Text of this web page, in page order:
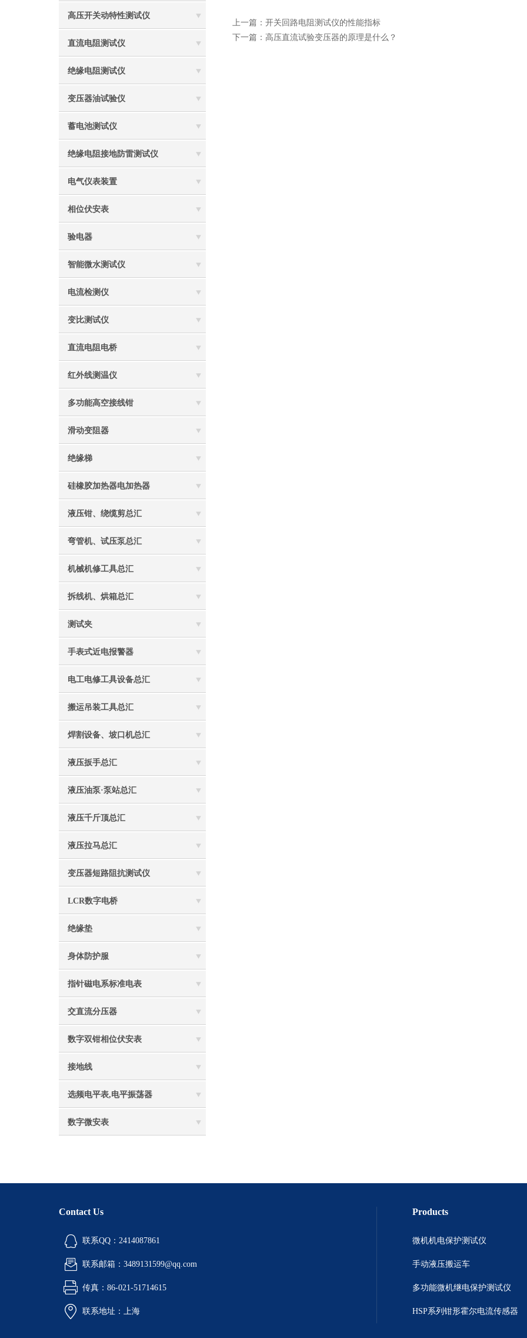
高压开关动特性测试仪
直流电阻测试仪
绝缘电阻测试仪
变压器油试验仪
蓄电池测试仪
绝缘电阻接地防雷测试仪
电气仪表装置
相位伏安表
验电器
智能微水测试仪
电流检测仪
变比测试仪
直流电阻电桥
红外线测温仪
多功能高空接线钳
滑动变阻器
绝缘梯
硅橡胶加热器电加热器
液压钳、绕缆剪总汇
弯管机、试压泵总汇
机械机修工具总汇
拆线机、烘箱总汇
测试夹
手表式近电报警器
电工电修工具设备总汇
搬运吊装工具总汇
焊割设备、坡口机总汇
液压扳手总汇
液压油泵·泵站总汇
液压千斤顶总汇
液压拉马总汇
变压器短路阻抗测试仪
LCR数字电桥
绝缘垫
身体防护服
指针磁电系标准电表
交直流分压器
数字双钳相位伏安表
接地线
选频电平表,电平振荡器
数字微安表
上一篇： 开关回路电阻测试仪的性能指标
下一篇： 高压直流试验变压器的原理是什么？
Contact Us
联系QQ：2414087861
联系邮箱：3489131599@qq.com
传真：86-021-51714615
联系地址：上海
Products
微机机电保护测试仪
手动液压搬运车
多功能微机继电保护测试仪
HSP系列钳形霍尔电流传感器